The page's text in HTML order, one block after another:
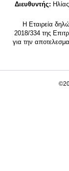
Διευθυντής:
Η Εταιρεία
2018/334 της
για την